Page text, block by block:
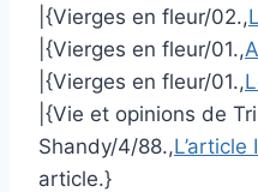
|{Vierges en fleur/02.,
|{Vierges en fleur/01.,
|{Vierges en fleur/01.,
|{Vie et opinions de
Shandy/4/88.,L’article
article.}